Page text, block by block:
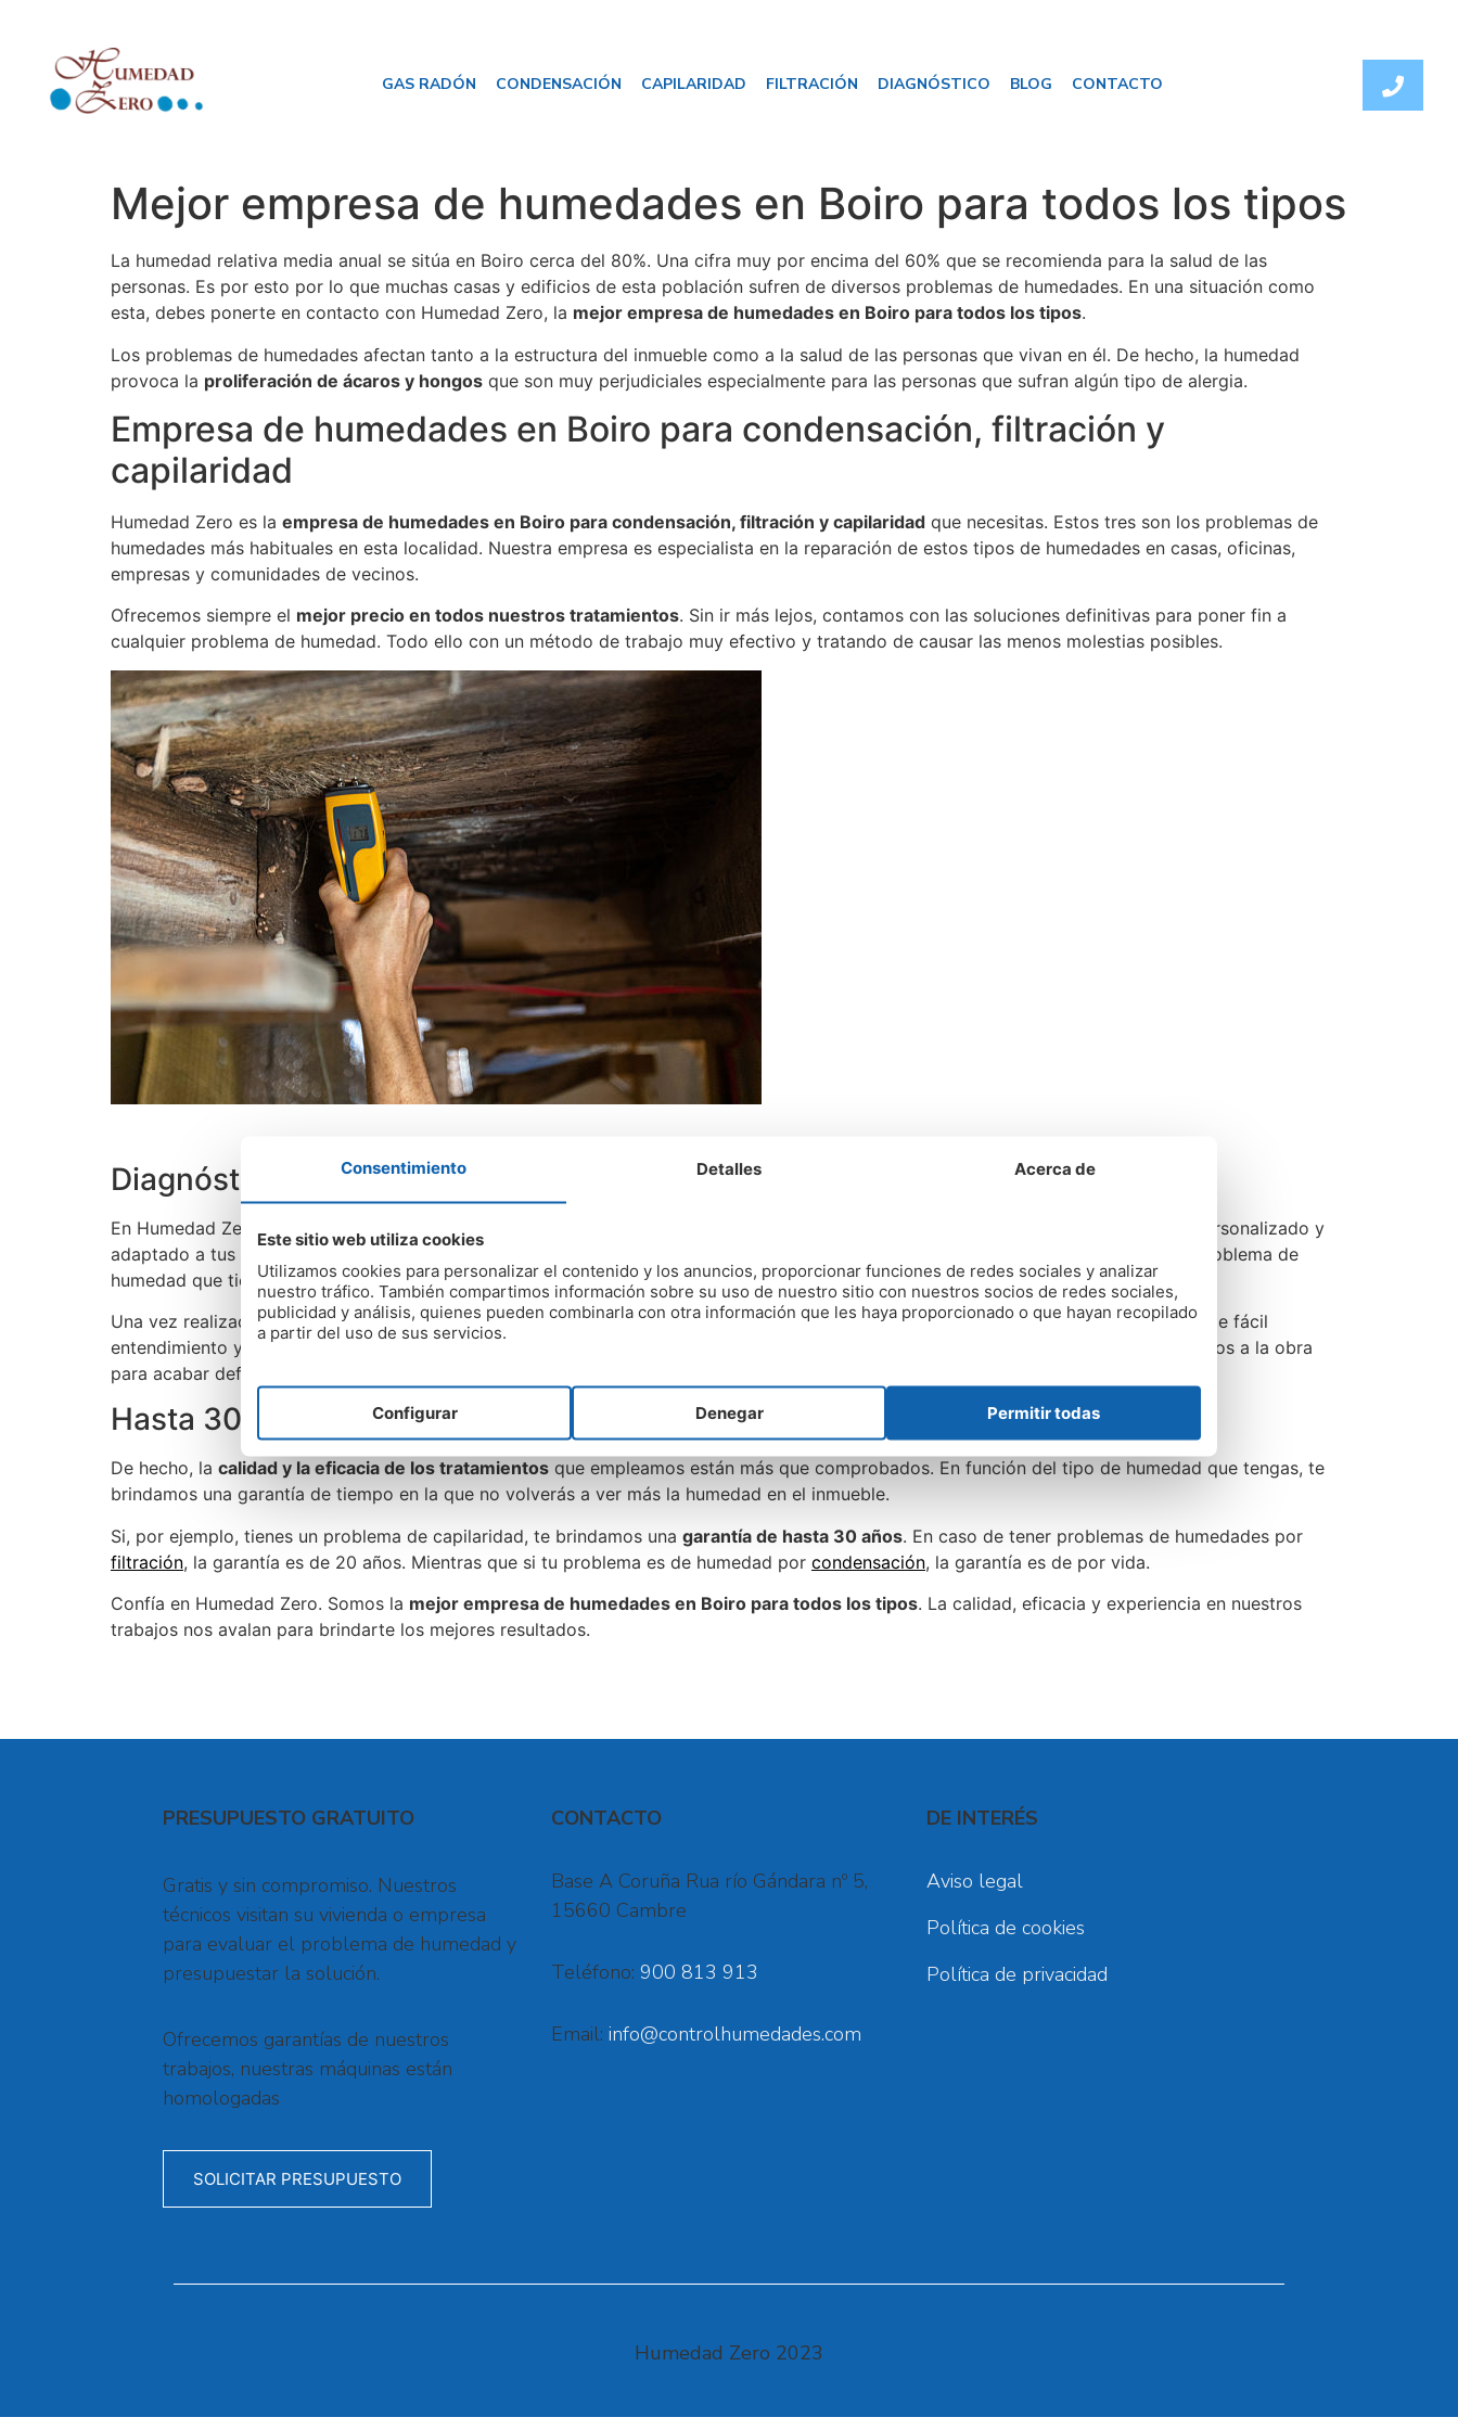
GAS RADÓN CONDENSACIÓN CAPILARIDAD FILTRACIÓN DIAGNÓSTICO BLOG CONTACTO
Mejor empresa de humedades en Boiro para todos los tipos
La humedad relativa media anual se sitúa en Boiro cerca del 80%. Una cifra muy por encima del 60% que se recomienda para la salud de las
personas. Es por esto por lo que muchas casas y edificios de esta población sufren de diversos problemas de humedades. En una situación como
esta, debes ponerte en contacto con Humedad Zero, la mejor empresa de humedades en Boiro para todos los tipos.
Los problemas de humedades afectan tanto a la estructura del inmueble como a la salud de las personas que vivan en él. De hecho, la humedad
provoca la proliferación de ácaros y hongos que son muy perjudiciales especialmente para las personas que sufran algún tipo de alergia.
Empresa de humedades en Boiro para condensación, filtración y
capilaridad
Humedad Zero es la empresa de humedades en Boiro para condensación, filtración y capilaridad que necesitas. Estos tres son los problemas de
humedades más habituales en esta localidad. Nuestra empresa es especialista en la reparación de estos tipos de humedades en casas, oficinas,
empresas y comunidades de vecinos.
Ofrecemos siempre el mejor precio en todos nuestros tratamientos. Sin ir más lejos, contamos con las soluciones definitivas para poner fin a
cualquier problema de humedad. Todo ello con un método de trabajo muy efectivo y tratando de causar las menos molestias posibles.
Diagnóstico y presupuesto gratuito
En Humedad Zero ofrecemos a todos nuestros clientes un
. Un servicio totalmente personalizado y
adaptado a tus necesidades y tu presupuesto. En primer lugar, nos trasladamos hasta tu hogar o tu oficina en
para valorar el problema de
humedad que tienes.
Una vez realizada la exploración in situ, te brindamos undiagnóstico y un presupuesto gratuito y sin compromiso . Un presupuesto de fácil
entendimiento y en el que te dejamos claras todas las dudas que puedas tener al respecto. Si das el visto bueno, nos pondremos manos a la obra
para acabar definitivamente con cualquier problema de humedad.
Hasta 30 años de garantía
De hecho, la calidad y la eficacia de los tratamientos que empleamos están más que comprobados. En función del tipo de humedad que tengas, te
brindamos una garantía de tiempo en la que no volverás a ver más la humedad en el inmueble.
Si, por ejemplo, tienes un problema de capilaridad, te brindamos una garantía de hasta 30 años. En caso de tener problemas de humedades por
filtración, la garantía es de 20 años. Mientras que si tu problema es de humedad por condensación, la garantía es de por vida.
Confía en Humedad Zero. Somos la mejor empresa de humedades en Boiro para todos los tipos. La calidad, eficacia y experiencia en nuestros
trabajos nos avalan para brindarte los mejores resultados.
PRESUPUESTO GRATUITO
Gratis y sin compromiso. Nuestros
técnicos visitan su vivienda o empresa
para evaluar el problema de humedad y
presupuestar la solución.
Ofrecemos garantías de nuestros
trabajos, nuestras máquinas están
homologadas
SOLICITAR PRESUPUESTO
CONTACTO
Base A Coruña Rua río Gándara nº 5,
15660 Cambre
Teléfono: 900 813 913
Email:info@controlhumedades.com
DE INTERÉS
Aviso legal
Política de cookies
Política de privacidad
Humedad Zero 2023
Consentimiento Detalles Acerca de
Este sitio web utiliza cookies
Utilizamos cookies para personalizar el contenido y los anuncios, proporcionar funciones de redes sociales y analizar
nuestro tráfico. También compartimos información sobre su uso de nuestro sitio con nuestros socios de redes sociales,
publicidad y análisis, quienes pueden combinarla con otra información que les haya proporcionado o que hayan recopilado
a partir del uso de sus servicios.
Configurar Denegar Permitir todas